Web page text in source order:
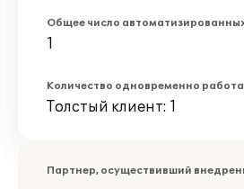
Общее число
1
Количество одновременно
Толстый клиент: 1
Партнер, осуществивший